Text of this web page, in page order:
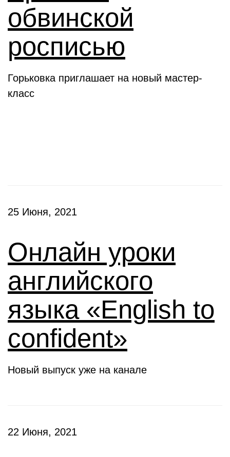
обвинской
росписью
Горьковка приглашает на новый мастер-
класс
25 Июня, 2021
Онлайн уроки
английского
языка «English to
confident»
Новый выпуск уже на канале
22 Июня, 2021